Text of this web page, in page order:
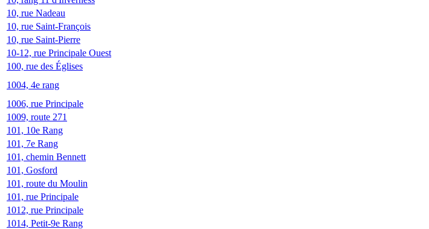
10, rue Nadeau
10, rue Saint-François
10, rue Saint-Pierre
10-12, rue Principale Ouest
100, rue des Églises
1004, 4e rang
1006, rue Principale
1009, route 271
101, 10e Rang
101, 7e Rang
101, chemin Bennett
101, Gosford
101, route du Moulin
101, rue Principale
1012, rue Principale
1014, Petit-9e Rang